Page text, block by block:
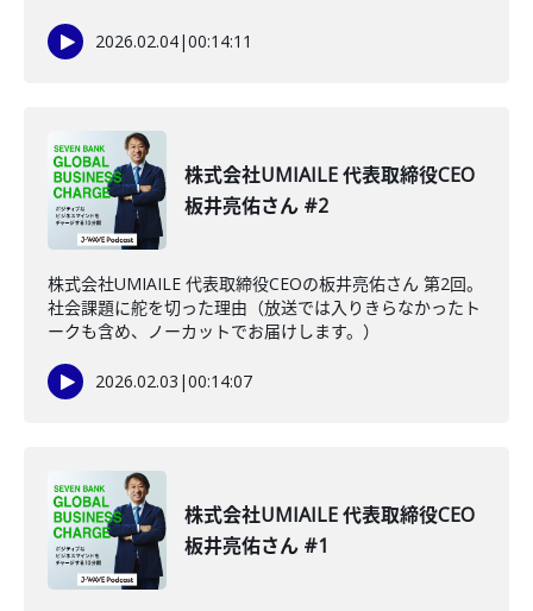
2026.02.04|00:14:11
株式会社UMIAILE 代表取締役CEO
板井亮佑さん #2
株式会社UMIAILE 代表取締役CEOの板井亮佑さん 第2回。
社会課題に舵を切った理由（放送では入りきらなかったト
ークも含め、ノーカットでお届けします。）
2026.02.03 |00:14:07
株式会社UMIAILE 代表取締役CEO
板井亮佑さん #1